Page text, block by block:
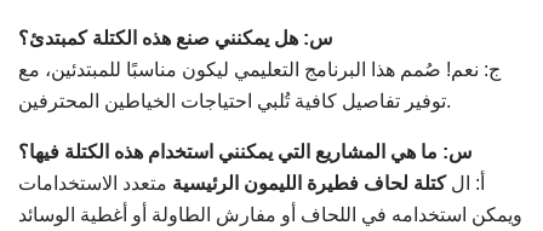
س: هل يمكنني صنع هذه الكتلة كمبتدئ؟
ج: نعم! صُمم هذا البرنامج التعليمي ليكون مناسبًا للمبتدئين، مع
توفير تفاصيل كافية تُلبي احتياجات الخياطين المحترفين.
س: ما هي المشاريع التي يمكنني استخدام هذه الكتلة فيها؟
أ: الكتلة لحاف فطيرة الليمون الرئيسية متعدد الاستخدامات
ويمكن استخدامه في اللحاف أو مفارش الطاولة أو أغطية الوسائد